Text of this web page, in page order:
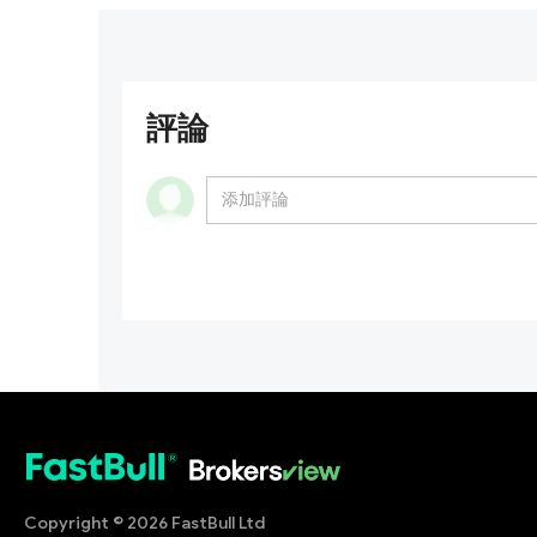
評論
Copyright © 2026 FastBull Ltd